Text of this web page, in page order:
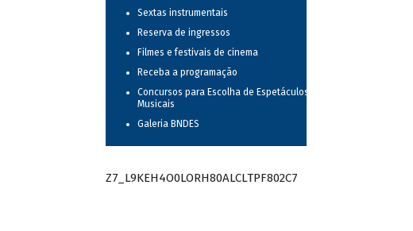
Sextas instrumentais
Reserva de ingressos
Filmes e festivais de cinema
Receba a programação
Concursos para Escolha de Espetáculos
Musicais
Galeria BNDES
Z7_L9KEH4O0LORH80ALCLTPF802C7